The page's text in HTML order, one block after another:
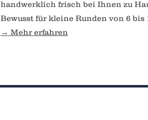
handwerklich frisch bei Ihnen zu
Bewusst für kleine Runden von 6 bis
→ Mehr erfahren